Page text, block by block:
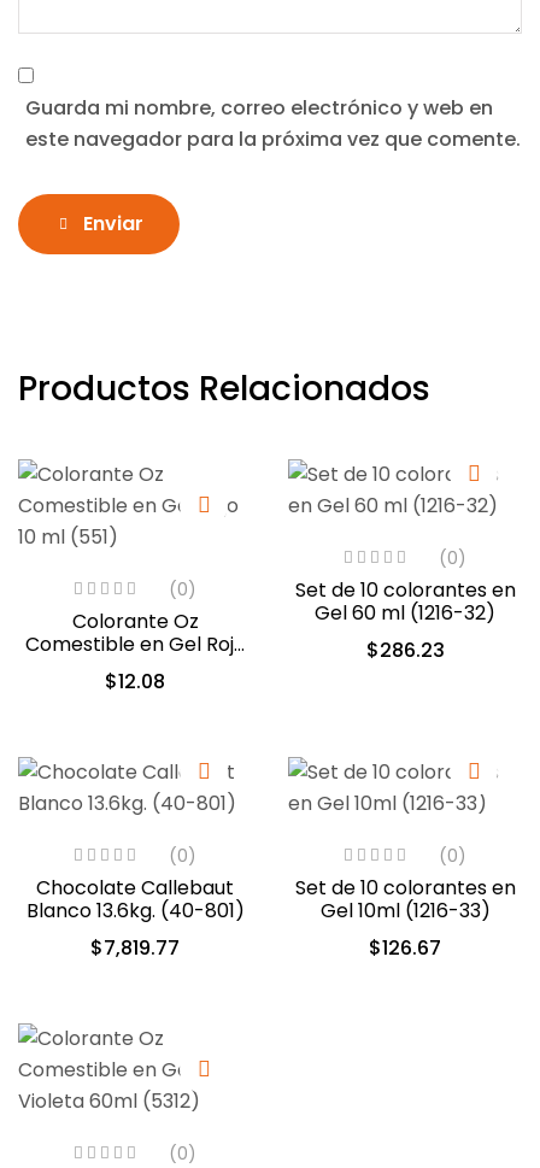
Guarda mi nombre, correo electrónico y web en
este navegador para la próxima vez que comente.
Enviar
Productos Relacionados
(0)
Colorante Oz
Comestible en Gel Rojo
10 ml (551)
$12.08
(0)
Set de 10 colorantes en
Gel 60 ml (1216-32)
$286.23
(0)
Chocolate Callebaut
Blanco 13.6kg. (40-801)
$7,819.77
(0)
Set de 10 colorantes en
Gel 10ml (1216-33)
$126.67
(0)